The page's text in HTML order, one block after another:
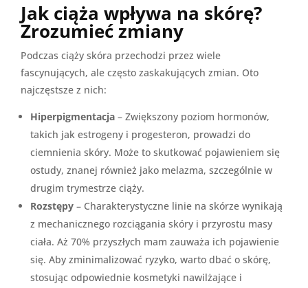
Jak ciąża wpływa na skórę?
Zrozumieć zmiany
Podczas ciąży skóra przechodzi przez wiele
fascynujących, ale często zaskakujących zmian. Oto
najczęstsze z nich:
Hiperpigmentacja – Zwiększony poziom hormonów,
takich jak estrogeny i progesteron, prowadzi do
ciemnienia skóry. Może to skutkować pojawieniem się
ostudy, znanej również jako melazma, szczególnie w
drugim trymestrze ciąży.
Rozstępy – Charakterystyczne linie na skórze wynikają
z mechanicznego rozciągania skóry i przyrostu masy
ciała. Aż 70% przyszłych mam zauważa ich pojawienie
się. Aby zminimalizować ryzyko, warto dbać o skórę,
stosując odpowiednie kosmetyki nawilżające i